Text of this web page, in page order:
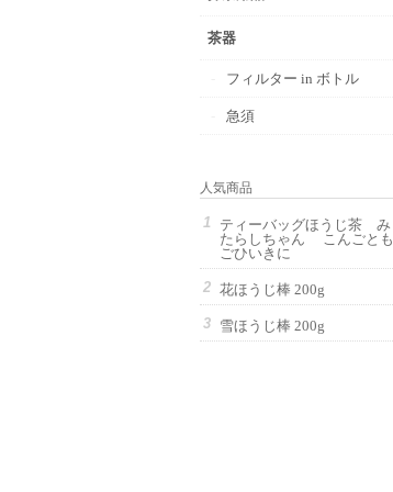
茶器
フィルター in ボトル
急須
人気商品
ティーバッグほうじ茶 み
たらしちゃん こんごとも
ごひいきに
花ほうじ棒 200g
雪ほうじ棒 200g